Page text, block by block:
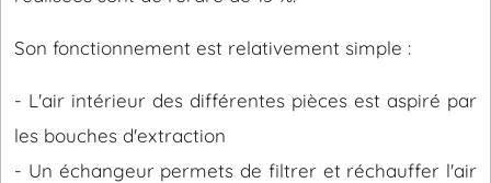
Son fonctionnement est relativement simple :
- L'air intérieur des différentes pièces est aspiré par
les bouches d'extraction
- Un échangeur permets de filtrer et réchauffer l'air